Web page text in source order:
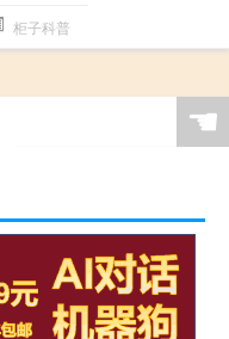
柜子科普
☚